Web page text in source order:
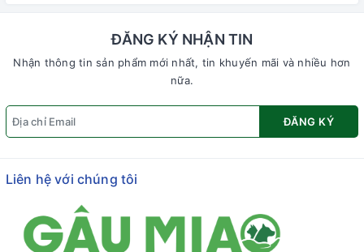
ĐĂNG KÝ NHẬN TIN
Nhận thông tin sản phẩm mới nhất, tin khuyến mãi và nhiều hơn
nữa.
ĐĂNG KÝ
Liên hệ với chúng tôi